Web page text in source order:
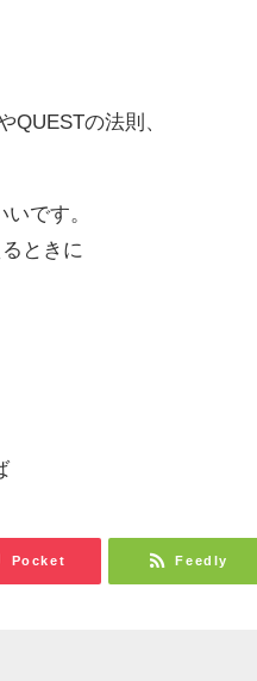
QUESTの法則、
です。
ときに
Pocket Feedly